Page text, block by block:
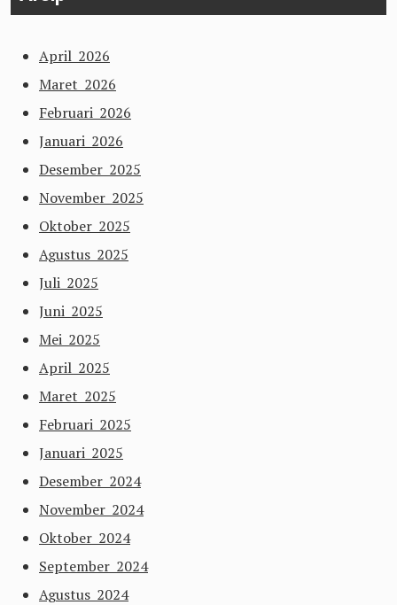
April 2026
Maret 2026
Februari 2026
Januari 2026
Desember 2025
November 2025
Oktober 2025
Agustus 2025
Juli 2025
Juni 2025
Mei 2025
April 2025
Maret 2025
Februari 2025
Januari 2025
Desember 2024
November 2024
Oktober 2024
September 2024
Agustus 2024